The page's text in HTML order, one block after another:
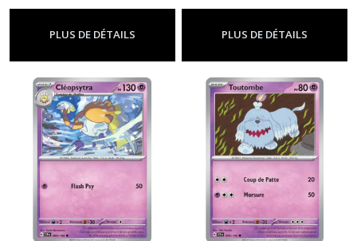
Stellaire-Ev7 - Couronne Stellaire
PLUS DE DÉTAILS
Stellaire-Ev7 - Couronne Stellaire
PLUS DE DÉTAILS